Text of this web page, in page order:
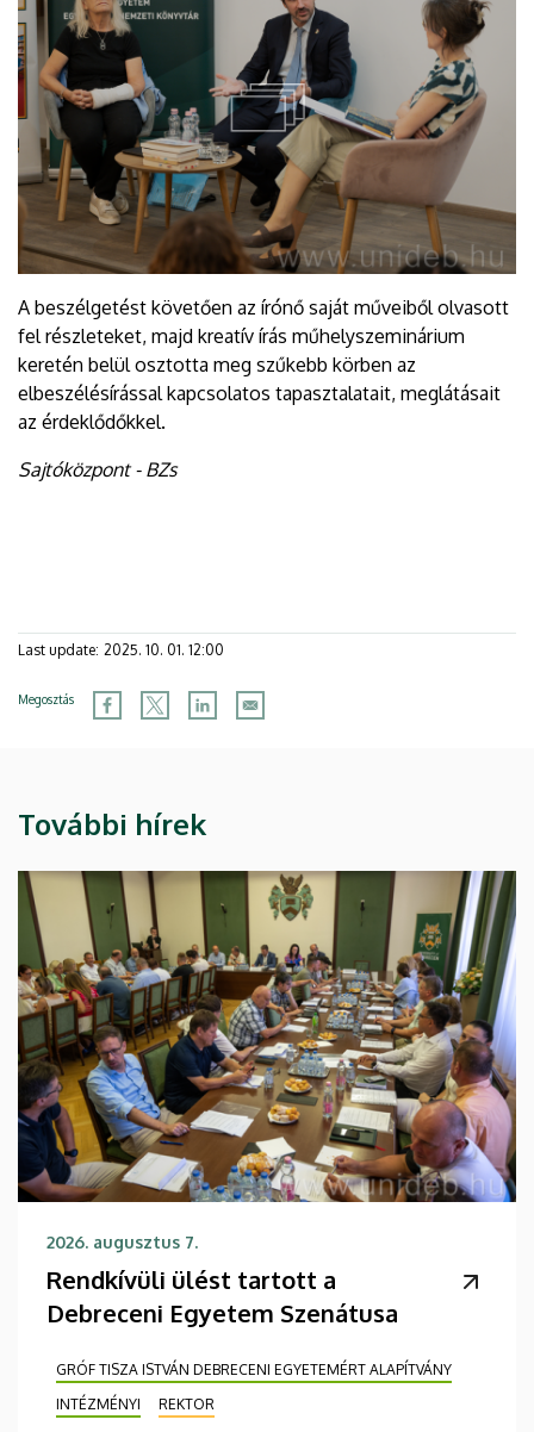
A beszélgetést követően az írónő saját műveiből olvasott
fel részleteket, majd kreatív írás műhelyszeminárium
keretén belül osztotta meg szűkebb körben az
elbeszélésírással kapcsolatos tapasztalatait, meglátásait
az érdeklődőkkel.
Sajtóközpont - BZs
Last update: 2025. 10. 01. 12:00
Megosztás
További hírek
2026. augusztus 7.
Rendkívüli ülést tartott a
Debreceni Egyetem Szenátusa
GRÓF TISZA ISTVÁN DEBRECENI EGYETEMÉRT ALAPÍTVÁNY
INTÉZMÉNYI
REKTOR